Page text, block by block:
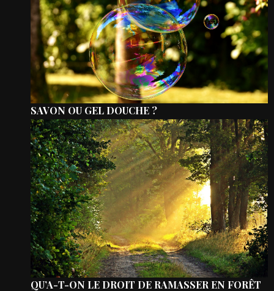
SAVON OU GEL DOUCHE ?
QU’A-T-ON LE DROIT DE RAMASSER EN FORÊT